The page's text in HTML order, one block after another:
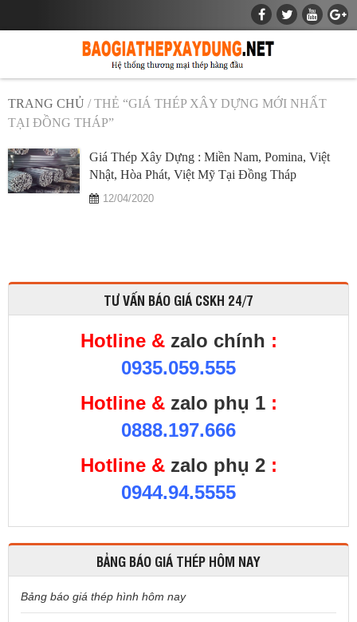
TRANG CHỦ / THẺ “GIÁ THÉP XÂY DỰNG MỚI NHẤT
TẠI ĐỒNG THÁP”
Giá Thép Xây Dựng : Miền Nam, Pomina, Việt
Nhật, Hòa Phát, Việt Mỹ Tại Đồng Tháp
12/04/2020
TƯ VẤN BÁO GIÁ CSKH 24/7
Hotline & zalo chính :
0935.059.555
Hotline & zalo phụ 1:
0888.197.666
Hotline & zalo phụ 2:
0944.94.5555
BẢNG BÁO GIÁ THÉP HÔM NAY
Bảng báo giá thép hình hôm nay